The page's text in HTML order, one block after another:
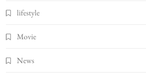
lifestyle
Movie
News